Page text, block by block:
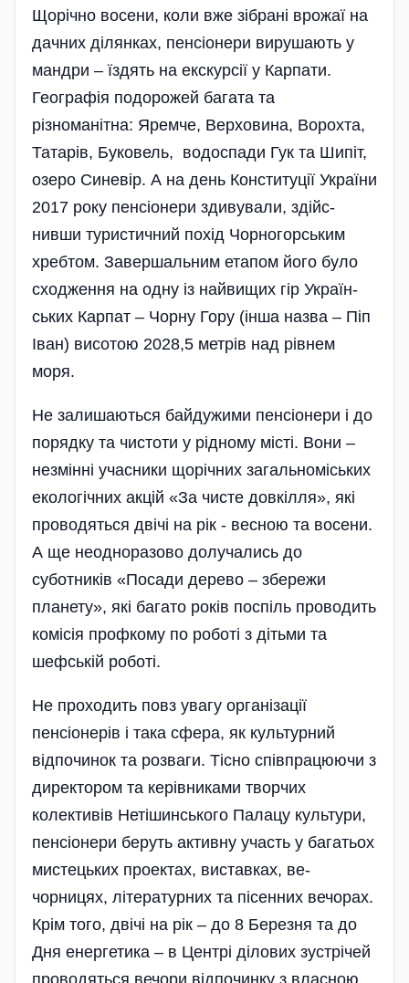
Щорічно восени, ко­ли вже зібрані врожаї на
дачних ділянках, пенсіонери вирушають у
мандри – їздять на екскурсії у Карпати.
Географія подор­ожей багата та
різноманітна: Яремче, Вер­хо­вина, Ворохта,
Татарів, Буковель, водоспади Гук та Шипіт,
озеро Синевір. А на день Конституції України
2017 року пенсіонери здивували, здійс­
нивши туристичний похід Чорногорським
хребтом­. Завершальним етапом його було
схо­дження на одну із найвищих гір Україн­
ських Карпат – Чорну Гору (інша назва – Піп
Іван) висотою 2028,5 метрів над рівнем
моря.
Не залишаються байдужими пенсіонери і до
порядку та чистоти у рідному місті. Вони –
незмінні учасники щорічних загальноміських
екологічних акцій «За чисте довкілля», які
проводяться двічі на рік - весною та восени.
А ще неодноразово долучались до
суботників «По­сади дерево – збережи
планету», які багато років поспіль проводить
комісія профкому по роботі з дітьми та
шефській роботі.
Не проходить повз увагу організації
пенсіонерів і така сфера, як культурний
відпочинок та розваги. Тісно спів­працюючи з
директором та керівниками творчих
колективів Нетішинського Палацу культури,
пенсіонери беруть активну участь у багатьох
мистецьких проектах, виставках, ве­
чорницях, літературних та пісенних ве­чор­ах.
Крім того, двічі на рік – до 8 Березня та до
Дня енергетика – в Центрі ділових зуст­річей